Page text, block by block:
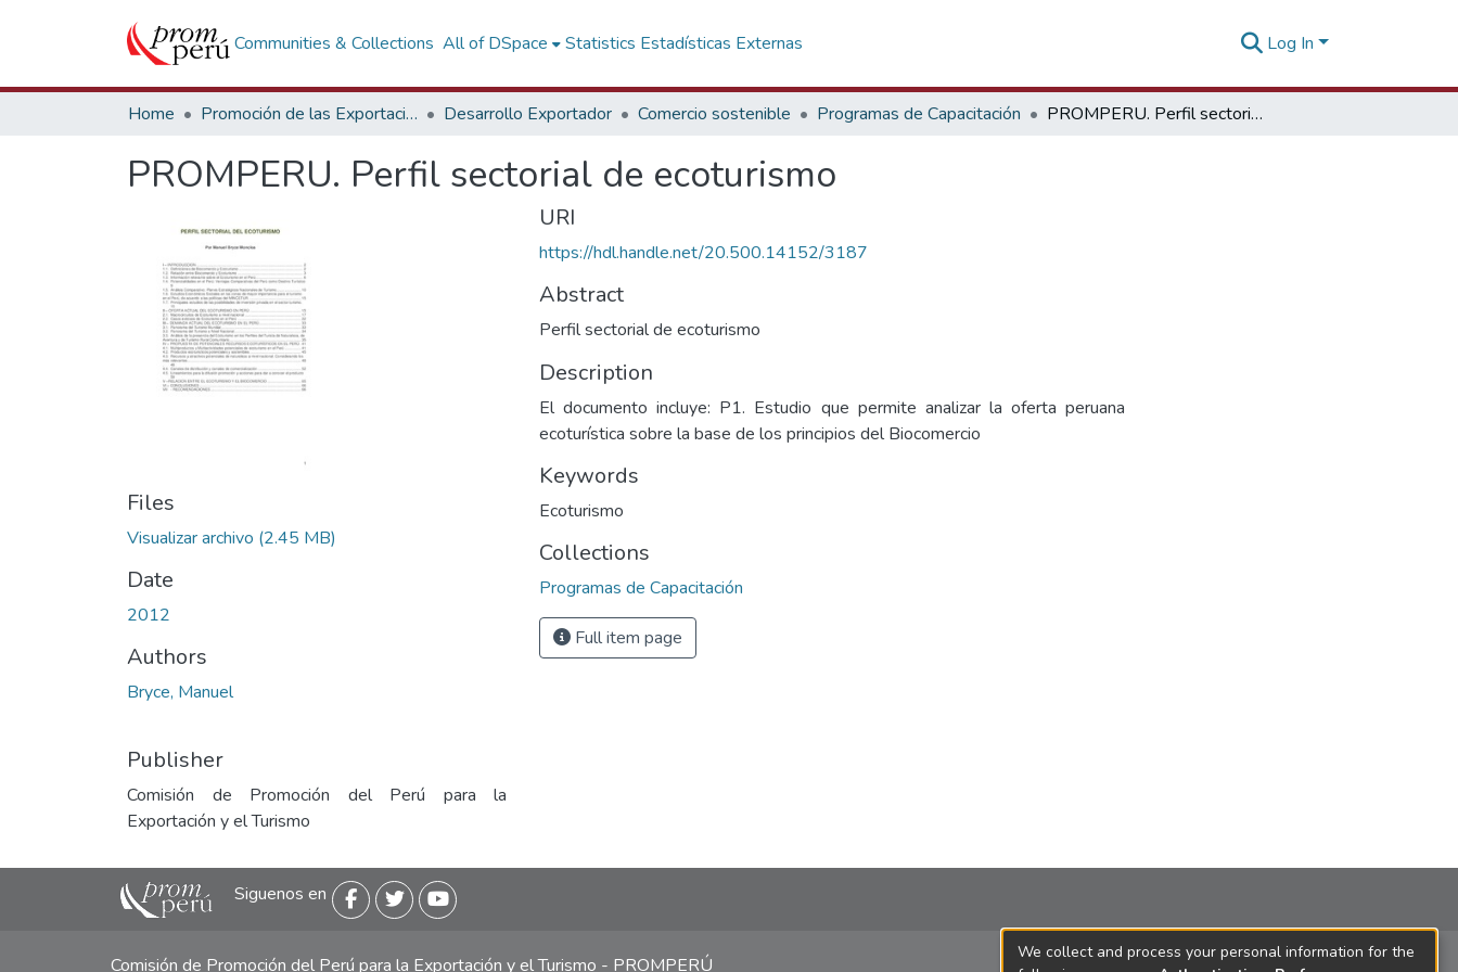
Communities & Collections All of DSpace Statistics Estadísticas Externas Log In
Home Promoción de las Exportaciones Desarrollo Exportador Comercio sostenible Programas de Capacitación PROMPERU. Perfil sectorial de ecoturismo
PROMPERU. Perfil sectorial de ecoturismo
Files
Visualizar archivo (2.45 MB)
Date
2012
Authors
Bryce, Manuel
Publisher
Comisión de Promoción del Perú para la
Exportación y el Turismo
URI
https://hdl.handle.net/20.500.14152/3187
Abstract
Perfil sectorial de ecoturismo
Description
El documento incluye: P1. Estudio que permite analizar la oferta peruana
ecoturística sobre la base de los principios del Biocomercio
Keywords
Ecoturismo
Collections
Programas de Capacitación
Full item page
Siguenos en
Comisión de Promoción del Perú para la Exportación y el Turismo - PROMPERÚ
We collect and process your personal information for the